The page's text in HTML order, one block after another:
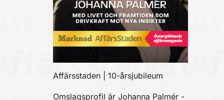
Affärsstaden | 10-årsjubileum
Omslagsprofil är Johanna Palmér -